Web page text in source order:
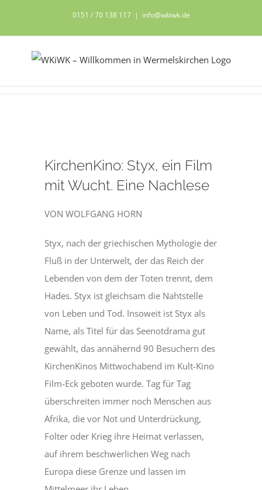
0151 / 70 138 117 | info@wkiwk.de
grösseres
Bild
KirchenKino: Styx, ein Film
mit Wucht. ­Eine Nachlese
VON WOLFGANG HORN
Styx, nach der griechischen Mythologie der
Fluß in der Unterwelt, der das Reich der
Lebenden von dem der Toten trennt, dem
Hades. Styx ist gleichsam die Nahtstelle
von Leben und Tod. Insoweit ist Styx als
Name, als Titel für das Seenotdrama gut
gewählt, das annähernd 90 Besuchern des
KirchenKinos Mittwochabend im Kult-Kino
Film-Eck geboten wurde. Tag für Tag
überschreiten immer noch Menschen aus
Afrika, die vor Not und Unterdrückung,
Folter oder Krieg ihre Heimat verlassen,
auf ihrem beschwerlichen Weg nach
Europa diese Grenze und lassen im